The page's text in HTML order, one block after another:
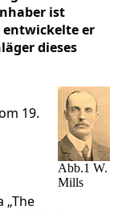
ist
entwickelte er
dieses
Abb.1 W.
Mills
19.
„The